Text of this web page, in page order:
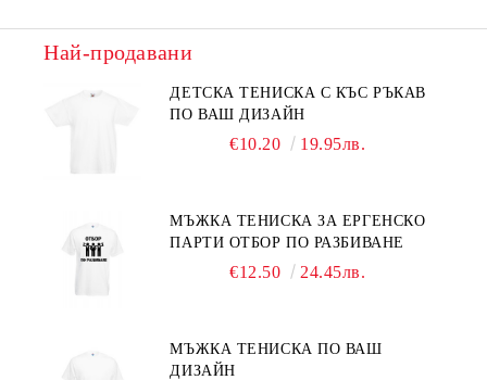
Най-продавани
ДЕТСКА ТЕНИСКА С КЪС РЪКАВ
ПО ВАШ ДИЗАЙН
€10.20 19.95лв.
МЪЖКА ТЕНИСКА ЗА ЕРГЕНСКО
ПАРТИ ОТБОР ПО РАЗБИВАНЕ
€12.50 24.45лв.
МЪЖКА ТЕНИСКА ПО ВАШ
ДИЗАЙН